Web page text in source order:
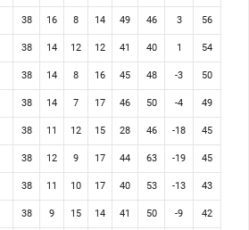
38 16 8 14 49 46 3 56
38 14 12 12 41 40 1 54
38 14 8 16 45 48 -3 50
38 14 7 17 46 50 -4 49
38 11 12 15 28 46 -18 45
38 12 9 17 44 63 -19 45
38 11 10 17 40 53 -13 43
38 9 15 14 41 50 -9 42